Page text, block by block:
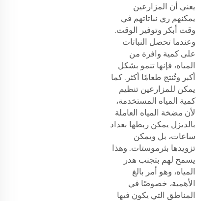
يعني أن المزارعين
يمكنهم ري نباتاتهم في
وقت أبكر وتوفير الوقت.
وعندما تحصل النباتات
على كمية وافرة من
المياه، فإنها تنمو بشكل
أكبر وتُنتج طعامًا أكثر. كما
يمكن للمزارعين تنظيم
كمية المياه المستخدمة،
لأن مضخة المياه العاملة
بالديزل يمكن ربطها بعداد
ساعات، بل ويمكن
تزويدها بثرموستات. وهذا
يسمح لهم بتجنب هدر
المياه، وهو أمر بالغ
الأهمية، خصوصًا في
المناطق التي يكون فيها